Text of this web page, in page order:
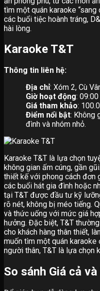
tìm một quán karaoke
các buổi tiệc hoành tráng,
hài lòng.
Karaoke T&T
Thông tin liên hệ:
Địa chỉ: Xóm 2, Cù
Giờ hoạt động:
Giá tham khảo:
Điểm nổi bật: Không
đình và nhóm nhỏ.
Karaoke T&T là lựa chọn
không gian ấm cúng, gần
thiết kế với phong cách đơn
các buổi hát gia đình hoặc
tại T&T được đầu tư kỹ
rõ nét, không bị méo tiếng.
và thức uống với mức giá
hưởng. Đặc biệt, T&T
cho khách hàng thân thiết,
muốn tìm một quán
người thân, T&T là lựa chọn
So sánh Giá cả